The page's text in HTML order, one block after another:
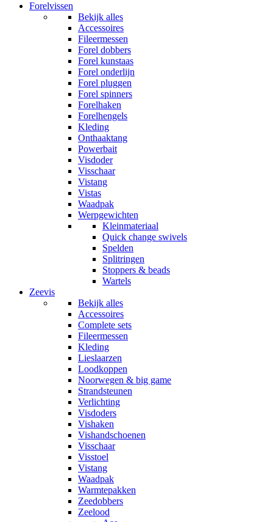
Forelvissen
Bekijk alles
Accessoires
Fileermessen
Forel dobbers
Forel kunstaas
Forel onderlijn
Forel pluggen
Forel spinners
Forelhaken
Forelhengels
Kleding
Onthaaktang
Powerbait
Visdoder
Visschaar
Vistang
Vistas
Waadpak
Werpgewichten
Kleinmateriaal
Quick change swivels
Spelden
Splitringen
Stoppers & beads
Wartels
Zeevis
Bekijk alles
Accessoires
Complete sets
Fileermessen
Kleding
Lieslaarzen
Loodkoppen
Noorwegen & big game
Strandsteunen
Verlichting
Visdoders
Vishaken
Vishandschoenen
Visschaar
Visstoel
Vistang
Waadpak
Warmtepakken
Zeedobbers
Zeelood